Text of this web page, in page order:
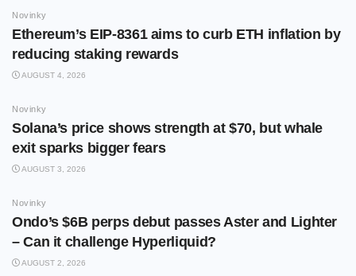
Novinky
Ethereum’s EIP-8361 aims to curb ETH inflation by
reducing staking rewards
AUGUST 4, 2026
Novinky
Solana’s price shows strength at $70, but whale
exit sparks bigger fears
AUGUST 3, 2026
Novinky
Ondo’s $6B perps debut passes Aster and Lighter
– Can it challenge Hyperliquid?
AUGUST 2, 2026